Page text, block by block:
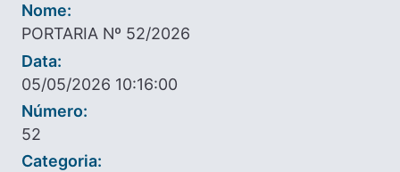
Nome:
PORTARIA Nº 52/2026
Data:
05/05/2026 10:16:00
Número:
52
Categoria: